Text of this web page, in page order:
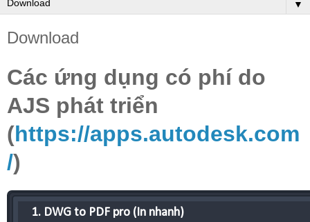
▼
Download
Các ứng dụng có phí do
AJS phát triển
(https://apps.autodesk.com
/)
1. DWG to PDF pro (In nhanh)